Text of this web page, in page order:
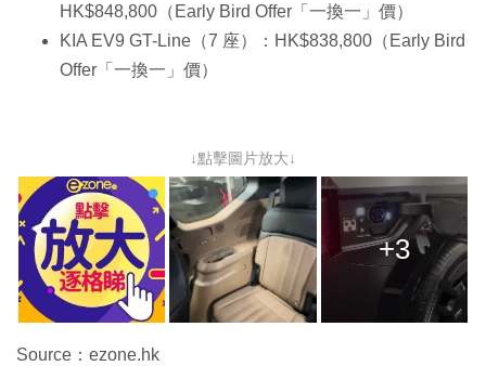
HK$848,800（Early Bird Offer「一換一」價）
KIA EV9 GT-Line（7 座）：HK$838,800（Early Bird
Offer「一換一」價）
↓點擊圖片放大↓
+3
Source：ezone.hk